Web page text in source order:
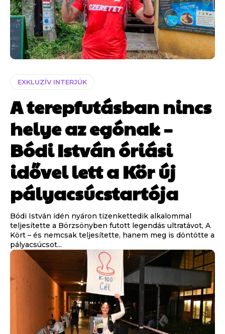
EXKLUZÍV INTERJÚK
A terepfutásban nincs
helye az egónak –
Bódi István óriási
idővel lett a Kör új
pályacsúcstartója
Bódi István idén nyáron tizenkettedik alkalommal
teljesítette a Börzsönyben futott legendás ultratávot, A
Kört – és nemcsak teljesítette, hanem meg is döntötte a
pályacsúcsot...